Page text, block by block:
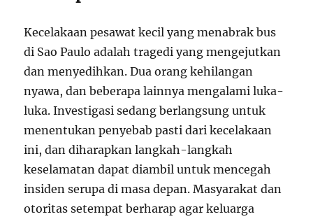
Kecelakaan pesawat kecil yang menabrak bus
di Sao Paulo adalah tragedi yang mengejutkan
dan menyedihkan. Dua orang kehilangan
nyawa, dan beberapa lainnya mengalami luka-
luka. Investigasi sedang berlangsung untuk
menentukan penyebab pasti dari kecelakaan
ini, dan diharapkan langkah-langkah
keselamatan dapat diambil untuk mencegah
insiden serupa di masa depan. Masyarakat dan
otoritas setempat berharap agar keluarga